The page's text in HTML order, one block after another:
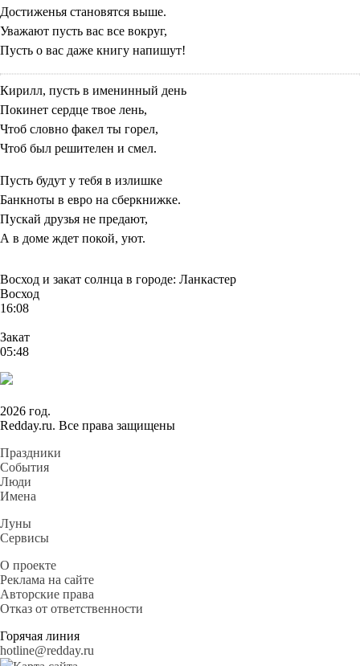
Достиженья становятся выше.
Уважают пусть вас все вокруг,
Пусть о вас даже книгу напишут!
Кирилл, пусть в именинный день
Покинет сердце твое лень,
Чтоб словно факел ты горел,
Чтоб был решителен и смел.
Пусть будут у тебя в излишке
Банкноты в евро на сберкнижке.
Пускай друзья не предают,
А в доме ждет покой, уют.
Восход и закат солнца в городе: Ланкастер
Восход
16:08
Закат
05:48
2026 год.
Redday.ru. Все права защищены
Праздники
События
Люди
Имена
Луны
Сервисы
О проекте
Реклама на сайте
Авторские права
Отказ от ответственности
Горячая линия
hotline@redday.ru